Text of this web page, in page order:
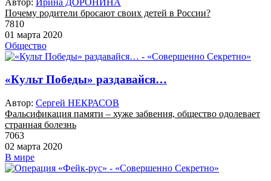
Почему родители бросают своих детей в России?
7810
01 марта 2020
Общество
«Культ Победы» раздавайся…
Автор: Сергей НЕКРАСОВ
Фальсификация памяти – хуже забвения, общество одолевает
странная болезнь
7063
02 марта 2020
В мире